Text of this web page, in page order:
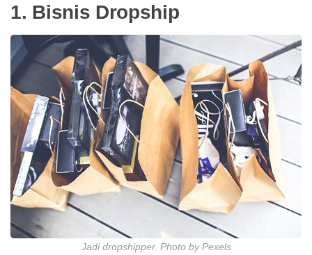
1. Bisnis Dropship
Jadi dropshipper. Photo by Pexels